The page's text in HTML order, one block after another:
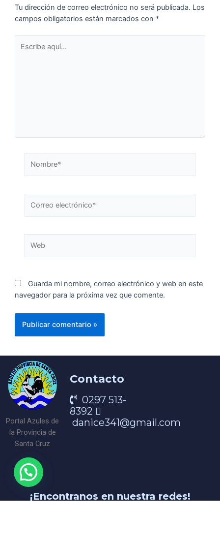
Tu dirección de correo electrónico no será publicada. Los
campos obligatorios están marcados con *
Guarda mi nombre, correo electrónico y web en este
navegador para la próxima vez que comente.
Portal Azules de
la Provincia de
Santa Cruz
Contacto
0297 513-
8392
danice341@gmail.com
¡Encontranos en nuestra redes!